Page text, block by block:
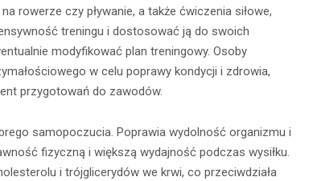
rowerze czy pływanie, a także ćwiczenia siłowe,
treningu i dostosować ją do swoich
modyfikować plan treningowy. Osoby
w celu poprawy kondycji i zdrowia,
przygotowań do zawodów.
samopoczucia. Poprawia wydolność organizmu i
fizyczną i większą wydajność podczas wysiłku.
i trójglicerydów we krwi, co przeciwdziała
Obserwacja po
zmroku: jak
lornetkę w teren?
22 lipca 2026